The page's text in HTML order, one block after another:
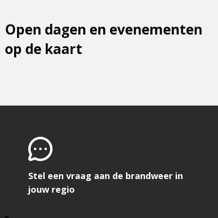
Open dagen en evenementen
op de kaart
Stel een vraag aan de brandweer in
jouw regio